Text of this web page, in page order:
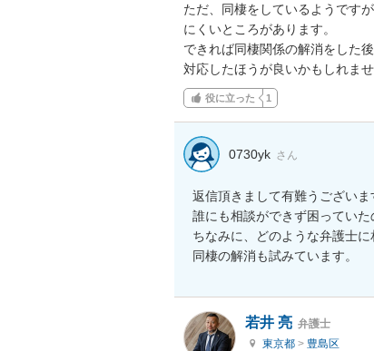
ただ、同棲をしているようです
にくいところがあります。
できれば同棲関係の解消をした
対応したほうが良いかもしれませ
役に立った 1
0730yk さん
返信頂きまして有難うございま
誰にも相談ができず困っていた
ちなみに、どのような弁護士
同棲の解消も試みています。
若井 亮 弁護士
東京都 > 豊島区